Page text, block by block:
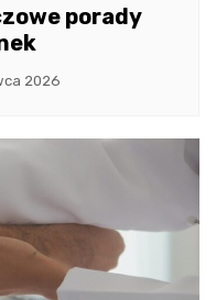
porady
2026